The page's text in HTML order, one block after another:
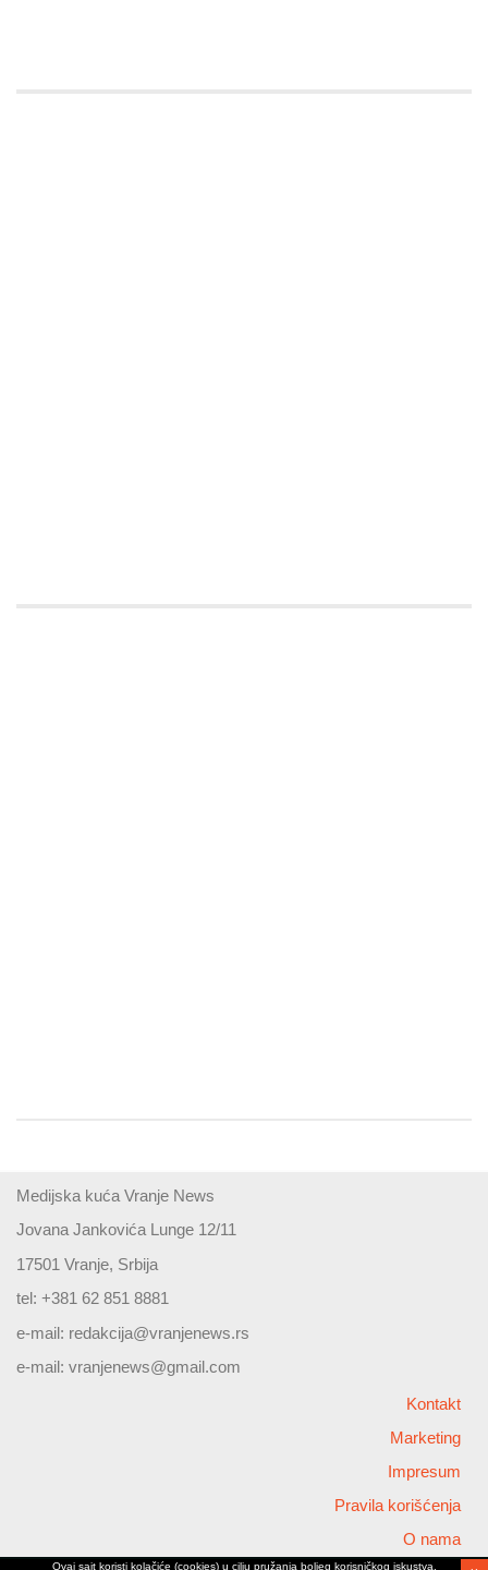
Medijska kuća Vranje News
Jovana Jankovića Lunge 12/11
17501 Vranje, Srbija
tel: +381 62 851 8881
e-mail: redakcija@vranjenews.rs
e-mail: vranjenews@gmail.com
Kontakt
Marketing
Impresum
Pravila korišćenja
O nama
Ovaj sajt koristi kolačiće (cookies) u cilju pružanja boljeg korisničkog iskustva,